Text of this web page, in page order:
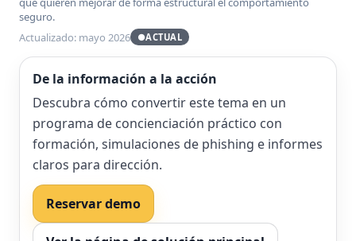
seguro.
Actualizado: mayo 2026
●ACTUAL
De la información a la acción
Descubra cómo convertir este tema en un
programa de concienciación práctico con
formación, simulaciones de phishing e informes
claros para dirección.
Reservar demo